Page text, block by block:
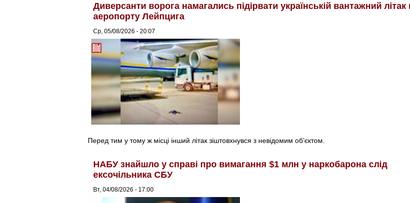
Диверсанти ворога намагались підірвати українській вантажний літак
аеропорту Лейпцига
Ср, 05/08/2026 - 20:07
Перед тим у тому ж місці інший літак зіштовхнувся з невідомим об’єктом.
НАБУ знайшло у справі про вимагання $1 млн у наркобарона слід
ексочільника СБУ
Вт, 04/08/2026 - 17:00